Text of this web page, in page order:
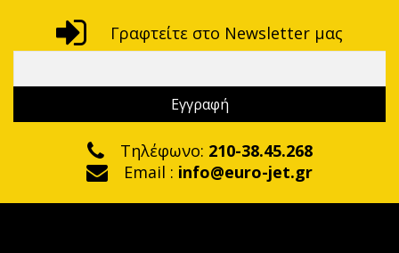
Γραφτείτε στο Newsletter μας
Τηλέφωνο: 210-38.45.268
Email : info@euro-jet.gr